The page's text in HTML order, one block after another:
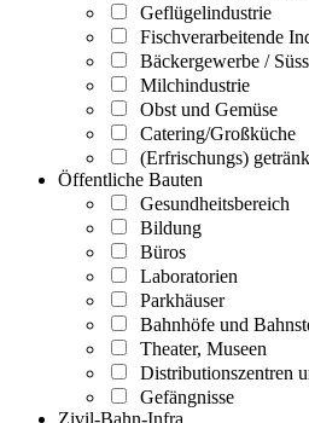
Geflügelindustrie
Fischverarbeitende
Bäckergewerbe /
Milchindustrie
Obst und Gemüse
Catering/Großküche
(Erfrischungs)
Öffentliche Bauten
Gesundheitsbereich
Bildung
Büros
Laboratorien
Parkhäuser
Bahnhöfe und
Theater, Museen
Distributionszentren
Gefängnisse
Zivil-Bahn-Infra